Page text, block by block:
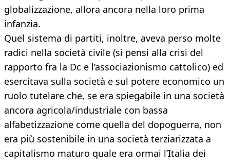
globalizzazione, allora ancora nella loro prima
infanzia.
Quel sistema di partiti, inoltre, aveva perso molte
radici nella società civile (si pensi alla crisi del
rapporto fra la Dc e l’associazionismo cattolico) ed
esercitava sulla società e sul potere economico un
ruolo tutelare che, se era spiegabile in una società
ancora agricola/industriale con bassa
alfabetizzazione come quella del dopoguerra, non
era più sostenibile in una società terziarizzata a
capitalismo maturo quale era ormai l’Italia dei